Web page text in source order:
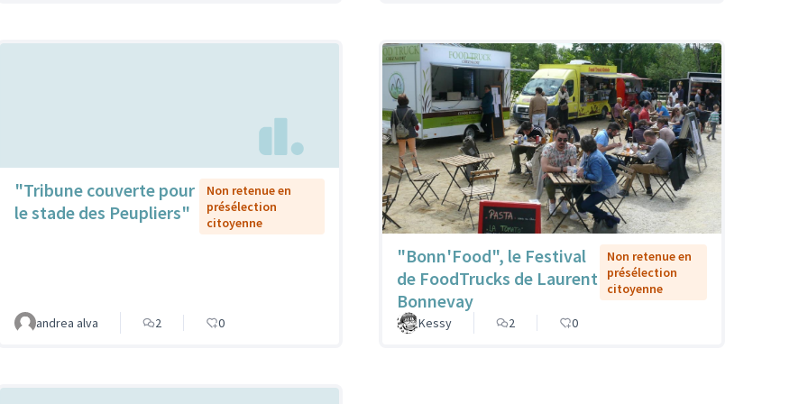
"Tribune couverte pour
le stade des Peupliers"
Non retenue en
présélection
citoyenne
andrea alva 2 0
"Bonn'Food", le Festival
de FoodTrucks de Laurent
Bonnevay
Non retenue en
présélection
citoyenne
Kessy 2 0